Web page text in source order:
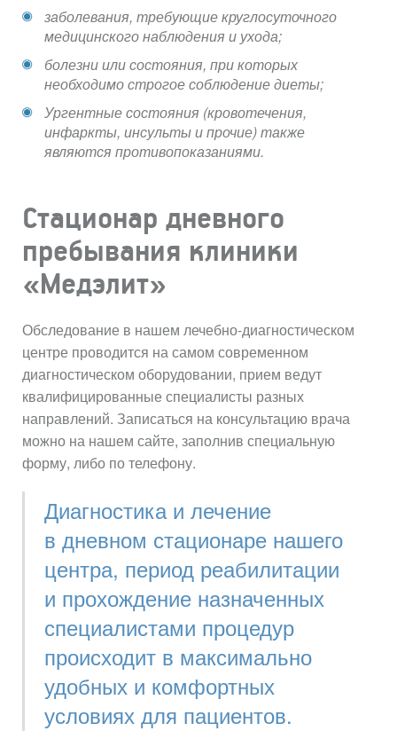
заболевания, требующие круглосуточного
медицинского наблюдения и ухода;
болезни или состояния, при которых
необходимо строгое соблюдение диеты;
Ургентные состояния (кровотечения,
инфаркты, инсульты и прочие) также
являются противопоказаниями.
Стационар дневного
пребывания клиники
«Медэлит»
Обследование в нашем лечебно-диагностическом
центре проводится на самом современном
диагностическом оборудовании, прием ведут
квалифицированные специалисты разных
направлений. Записаться на консультацию врача
можно на нашем сайте, заполнив специальную
форму, либо по телефону.
Диагностика и лечение
в дневном стационаре нашего
центра, период реабилитации
и прохождение назначенных
специалистами процедур
происходит в максимально
удобных и комфортных
условиях для пациентов.